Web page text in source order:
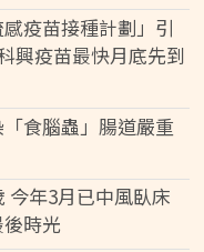
疫苗接種計劃」引
興疫苗最快月底先到
食腦蟲」腸道嚴重
今年3月已中風臥床
時光